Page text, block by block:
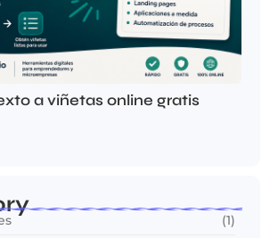
a viñetas online gratis
(1)